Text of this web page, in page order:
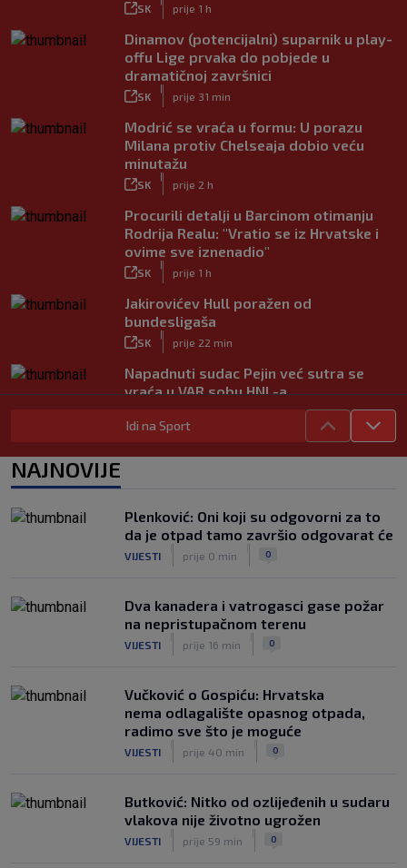
SK prije 1 h
Dinamov (potencijalni) suparnik u play-
offu Lige prvaka do pobjede u
dramatičnoj završnici
SK prije 31 min
Modrić se vraća u formu: U porazu
Milana protiv Chelseaja dobio veću
minutažu
SK prije 2 h
Procurili detalji u Barcinom otimanju
Rodrija Realu: "Vratio se iz Hrvatske i
ovime sve iznenadio"
SK prije 1 h
Jakirovićev Hull poražen od
bundesligaša
SK prije 22 min
Napadnuti sudac Pejin već sutra se
vraća u VAR sobu HNL-a
VIDEO / Martin dominantan u sprintu,
Marquez neprepoznatljiv!
VIDEO / Inter bez Sučića u sastavu
poveo protiv Juventusa
SK prije 5 h
Idi na Sport
NAJNOVIJE
Plenković: Oni koji su odgovorni za to
da je otpad tamo završio odgovarat će
VIJESTI prije 0 min 0
Dva kanadera i vatrogasci gase požar
na nepristupačnom terenu
VIJESTI prije 16 min 0
Vučković o Gospiću: Hrvatska
nema odlagalište opasnog otpada,
radimo sve što je moguće
VIJESTI prije 40 min 0
Butković: Nitko od ozlijeđenih u sudaru
vlakova nije životno ugrožen
VIJESTI prije 59 min 0